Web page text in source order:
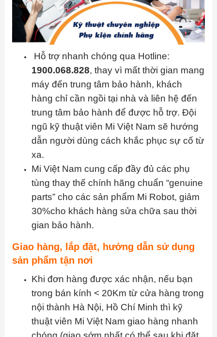
Hỗ trợ nhanh chóng qua Hotline:
1900.068.828, thay vì mất thời gian mang
máy đến trung tâm bảo hành, khách
hàng chỉ cần ngồi tại nhà và liên hệ đến
trung tâm bảo hành để được hỗ trợ. Đội
ngũ kỹ thuật viên Mi Việt Nam sẽ hướng
dẫn người dùng cách khắc phục sự cố từ
xa.
Mi Việt Nam cung cấp đầy đủ các phụ
tùng thay thế chính hãng chuẩn “genuine
parts” cho các sản phẩm Mi Robot, giảm
30%cho khách hàng sửa chữa sau thời
gian bảo hành.
Giao hàng, lắp đặt, hướng dẫn sử dụng
sản phẩm tận nơi
Khi đơn hàng được xác nhận, nếu bạn
trong bán kính < 20Km từ cửa hàng trong
nội thành Hà Nội, Hồ Chí Minh thì kỹ
thuật viên Mi Việt Nam giao hàng nhanh